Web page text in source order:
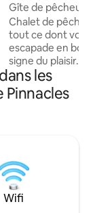
Gîte de pêcheur
acceptés
Chalet de
tout ce dont vous
escapade en
signe du plaisir. À 5 minutes à pied des
pieds dans
prendre votre
Cette plage
avec beaucoup
enfants/chiens
même sortir de la
également d'une
les
Pinnacles
Wifi